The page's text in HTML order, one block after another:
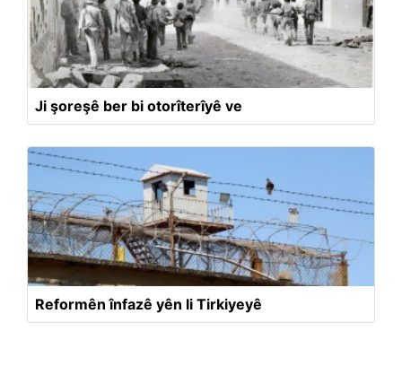
Ji şoreşê ber bi otorîterîyê ve
Reformên înfazê yên li Tirkiyeyê